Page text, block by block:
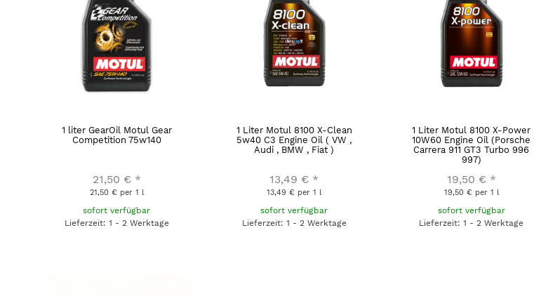
1 liter GearOil Motul Gear
Competition 75w140
21,50 € *
21,50 € per 1 l
sofort verfügbar
Lieferzeit: 1 - 2 Werktage
1 Liter Motul 8100 X-Clean
5w40 C3 Engine Oil ( VW ,
Audi , BMW , Fiat )
13,49 € *
13,49 € per 1 l
sofort verfügbar
Lieferzeit: 1 - 2 Werktage
1 Liter Motul 8100 X-Power
10W60 Engine Oil (Porsche
Carrera 911 GT3 Turbo 996
997)
19,50 € *
19,50 € per 1 l
sofort verfügbar
Lieferzeit: 1 - 2 Werktage